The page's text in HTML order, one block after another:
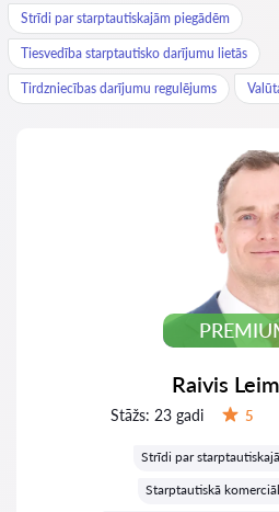
Strīdi par starptautiskajām piegādēm
Tiesvedība starptautisko darījumu lietās
Tirdzniecības darījumu regulējums
Raivis
Stāžs: 23 gadi 5
Strīdi par
Starptautiskā